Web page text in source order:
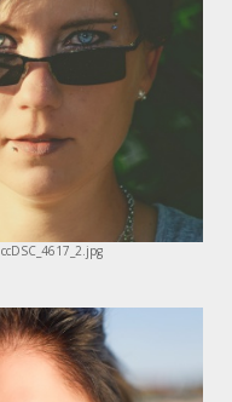
ccDSC_4617_2.jpg